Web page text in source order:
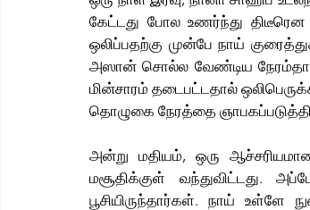
கேட்டது போல உணர்ந்து திடீரென
ஒலிப்பதற்கு முன்பே நாய்
அஸான் சொல்ல வேண்டிய நேரம்தான்
மின்சாரம் தடைபட்டதால்
தொழுகை நேரத்தை
அன்று மதியம், ஒரு
மசூதிக்குள் வந்துவிட்டது.
பூசியிருந்தார்கள். நாய் உள்ளே